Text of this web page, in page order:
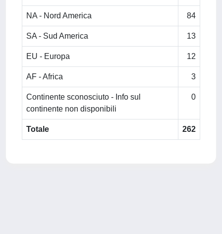
NA - Nord America 84
SA - Sud America 13
EU - Europa 12
AF - Africa 3
Continente sconosciuto - Info sul
continente non disponibili
0
Totale 262